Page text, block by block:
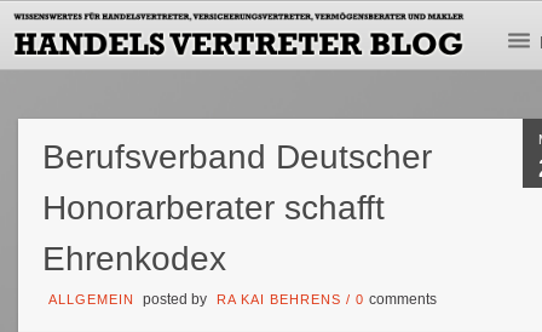
Berufsverband Deutscher
Honorarberater schafft
Ehrenkodex
ALLGEMEIN posted by RA KAI BEHRENS /0comments